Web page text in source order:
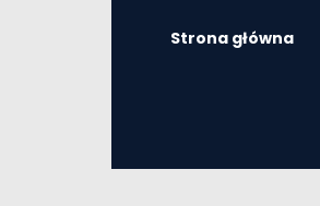
Strona główna